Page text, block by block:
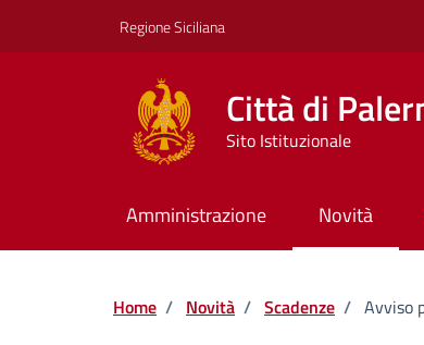
Regione Siciliana
Città di
Sito Istituzionale
Amministrazione Novità
Home / Novità / Scadenze / Avviso